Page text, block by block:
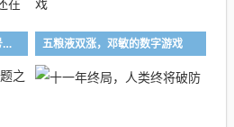
战魔田默｜中国的“大师”称号接连被撤，法国为什么还在用制度“制造大师”？ 五粮液双涨，邓敏的数字游戏